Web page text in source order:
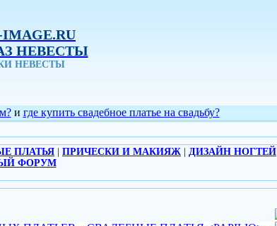
НЕВЕСТЫ
НЕВЕСТЫ
и где купить свадебное платье на свадьбу?
ПЛАТЬЯ ПРИЧЕСКИ И МАКИЯЖ ДИЗАЙН НОГТЕЙ
ФОРУМ